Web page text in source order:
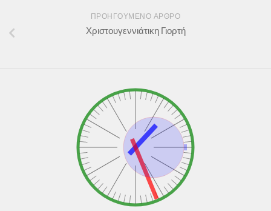
ΠΡΟΗΓΟΎΜΕΝΟ ΆΡΘΡΟ
Χριστουγεννιάτικη Γιορτή